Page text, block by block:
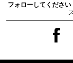
フォローしてください